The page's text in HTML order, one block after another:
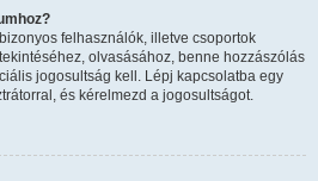
felhasználók, illetve csoportok
olvasásához, benne hozzászólás
jogosultság kell. Lépj kapcsolatba egy
és kérelmezd a jogosultságot.